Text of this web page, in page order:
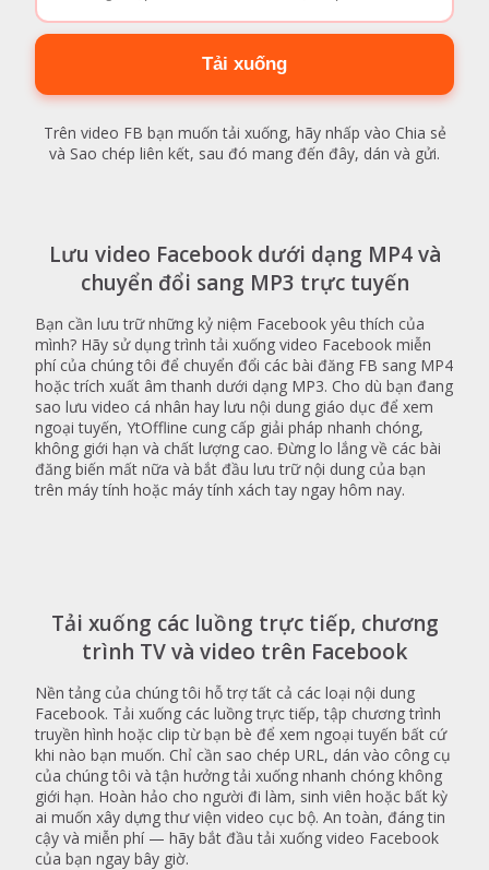
Tải xuống
Trên video FB bạn muốn tải xuống, hãy nhấp vào Chia sẻ
và Sao chép liên kết, sau đó mang đến đây, dán và gửi.
Lưu video Facebook dưới dạng MP4 và
chuyển đổi sang MP3 trực tuyến
Bạn cần lưu trữ những kỷ niệm Facebook yêu thích của
mình? Hãy sử dụng trình tải xuống video Facebook miễn
phí của chúng tôi để chuyển đổi các bài đăng FB sang MP4
hoặc trích xuất âm thanh dưới dạng MP3. Cho dù bạn đang
sao lưu video cá nhân hay lưu nội dung giáo dục để xem
ngoại tuyến, YtOffline cung cấp giải pháp nhanh chóng,
không giới hạn và chất lượng cao. Đừng lo lắng về các bài
đăng biến mất nữa và bắt đầu lưu trữ nội dung của bạn
trên máy tính hoặc máy tính xách tay ngay hôm nay.
Tải xuống các luồng trực tiếp, chương
trình TV và video trên Facebook
Nền tảng của chúng tôi hỗ trợ tất cả các loại nội dung
Facebook. Tải xuống các luồng trực tiếp, tập chương trình
truyền hình hoặc clip từ bạn bè để xem ngoại tuyến bất cứ
khi nào bạn muốn. Chỉ cần sao chép URL, dán vào công cụ
của chúng tôi và tận hưởng tải xuống nhanh chóng không
giới hạn. Hoàn hảo cho người đi làm, sinh viên hoặc bất kỳ
ai muốn xây dựng thư viện video cục bộ. An toàn, đáng tin
cậy và miễn phí — hãy bắt đầu tải xuống video Facebook
của bạn ngay bây giờ.